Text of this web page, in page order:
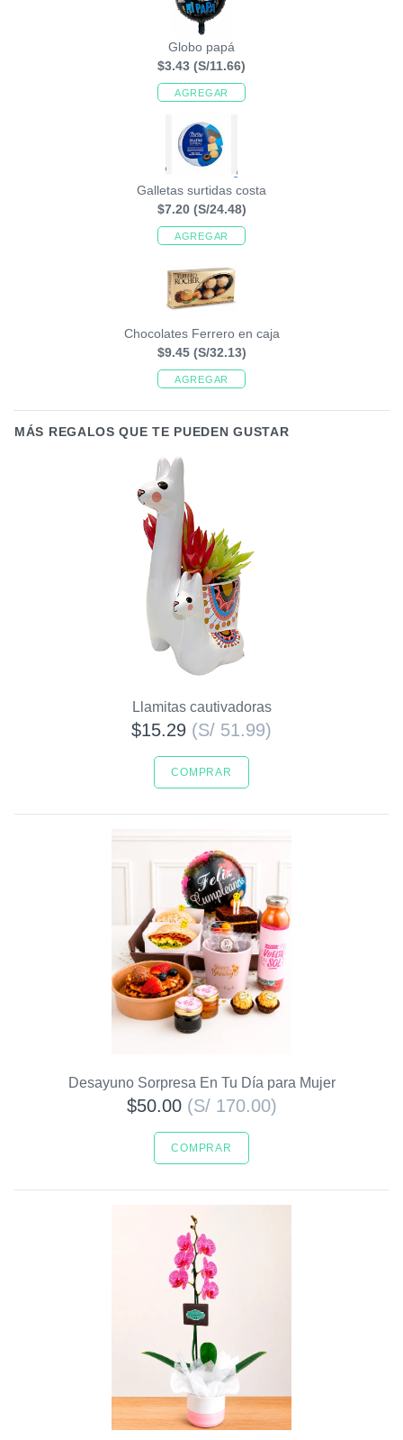
Globo papá
$3.43 (S/11.66)
AGREGAR
Galletas surtidas costa
$7.20 (S/24.48)
AGREGAR
Chocolates Ferrero en caja
$9.45 (S/32.13)
AGREGAR
MÁS REGALOS QUE TE PUEDEN GUSTAR
Llamitas cautivadoras
$15.29 (S/ 51.99)
COMPRAR
Desayuno Sorpresa En Tu Día para Mujer
$50.00 (S/ 170.00)
COMPRAR